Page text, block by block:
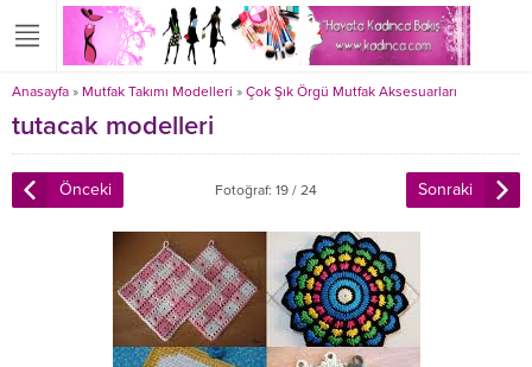
Anasayfa » Mutfak Takımı Modelleri » Çok Şık Örgü Mutfak Aksesuarları
tutacak modelleri
Önceki Fotoğraf: 19 / 24 Sonraki